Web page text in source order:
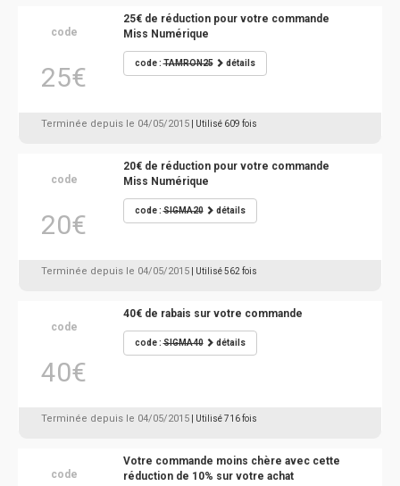
code
25€
25€ de réduction pour votre commande
Miss Numérique
code :TAMRON25 détails
Terminée depuis le 04/05/2015 | Utilisé 609 fois
code
20€
20€ de réduction pour votre commande
Miss Numérique
code :SIGMA20 détails
Terminée depuis le 04/05/2015 | Utilisé 562 fois
code
40€
40€ de rabais sur votre commande
code :SIGMA40 détails
Terminée depuis le 04/05/2015 | Utilisé 716 fois
code
Votre commande moins chère avec cette
réduction de 10% sur votre achat